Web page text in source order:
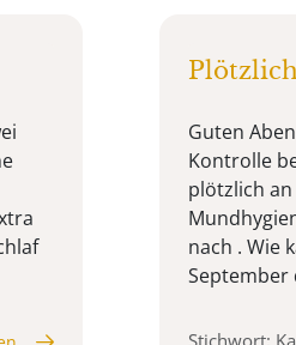
Guten
Kontrolle
plötzlich
nach . Wie
September
Stichwort: